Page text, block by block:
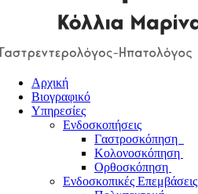
Αρχική
Βιογραφικό
Υπηρεσίες
Ενδοσκοπήσεις
Γαστροσκόπηση
Κολονοσκόπηση
Ορθοσκόπηση
Ενδοσκοπικές Επεμβάσεις